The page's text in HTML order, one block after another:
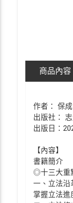
商品內容
作者： 保
出版社：
出版日：
【內容】
書籍簡介
◎十三大重
一、立法沿
掌握立法進